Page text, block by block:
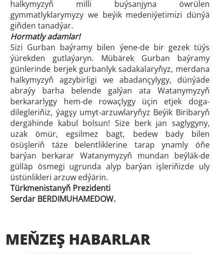
halkymyzyň milli buýsanjyna öwrülen
gymmatlyklarymyzy we beýik medeniýetimizi dünýä
giňden tanadýar.
Hormatly adamlar!
Sizi Gurban baýramy bilen ýene-de bir gezek tüýs
ýürekden gutlaýaryn. Mübärek Gurban baýramy
günlerinde berjek gurbanlyk sadakalaryňyz, merdana
halkymyzyň agzybirligi we abadançylygy, dünýäde
abraýy barha belende galýan ata Watanymyzyň
berkararlygy hem-de rowaçlygy üçin etjek doga-
dilegleriňiz, ýagşy umyt-arzuwlaryňyz Beýik Biribaryň
dergähinde kabul bolsun! Size berk jan saglygyny,
uzak ömür, egsilmez bagt, bedew bady bilen
ösüşleriň täze belentliklerine tarap ynamly öňe
barýan berkarar Watanymyzyň mundan beýläk-de
gülläp ösmegi ugrunda alyp barýan işleriňizde uly
üstünlikleri arzuw edýärin.
Türkmenistanyň Prezidenti
Serdar BERDIMUHAMEDOW.
MEŇZEŞ HABARLAR